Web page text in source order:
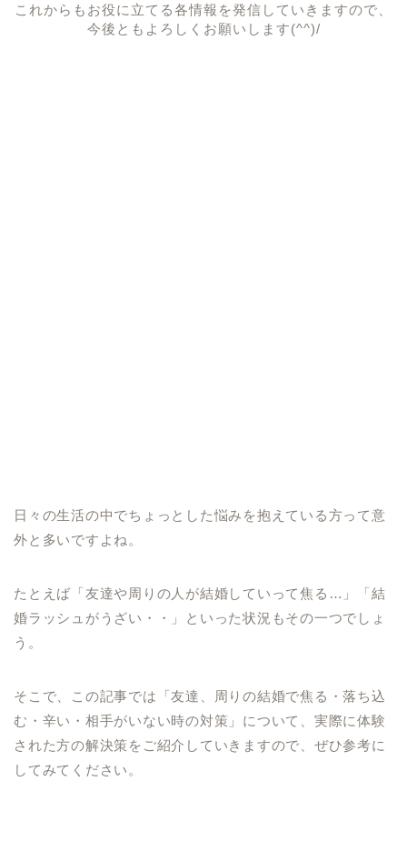
これからもお役に立てる各情報を発信していきますので、
今後ともよろしくお願いします(^^)/
日々の生活の中でちょっとした悩みを抱えている方って意
外と多いですよね。
たとえば「友達や周りの人が結婚していって焦る…」「結
婚ラッシュがうざい・・」といった状況もその一つでしょ
う。
そこで、この記事では「友達、周りの結婚で焦る・落ち込
む・辛い・相手がいない時の対策」について、実際に体験
された方の解決策をご紹介していきますので、ぜひ参考に
してみてください。